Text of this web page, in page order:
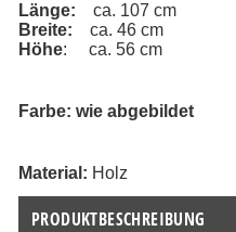
Länge: ca. 107 cm
Breite:
ca. 46 cm
Höhe:     ca. 56 cm
Farbe: wie abgebildet
Material: Holz
PRODUKTBESCHREIBUNG